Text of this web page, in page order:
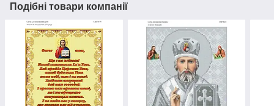
Подібні товари компанії